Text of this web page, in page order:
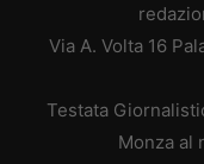
Via A. Volta 16
Testata
Monza al